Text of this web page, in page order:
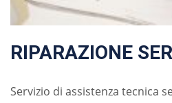
RIPARAZIONE
Servizio di assistenza tecnica